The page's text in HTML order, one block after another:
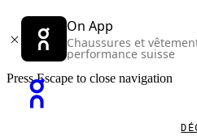
On App
Chaussures et
performance suisse
Press Escape to close navigation